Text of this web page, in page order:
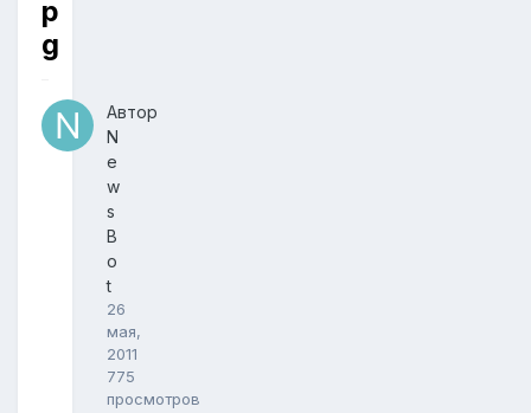
p
g
Автор
N
e
w
s
B
o
t
26
мая,
2011
775
просмотров